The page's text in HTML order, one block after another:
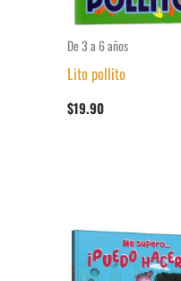
De 3 a 6 años
Lito pollito
$19.90